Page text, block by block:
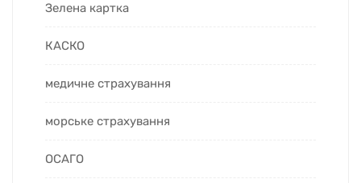
Зелена картка
КАСКО
медичне страхування
морське страхування
ОСАГО